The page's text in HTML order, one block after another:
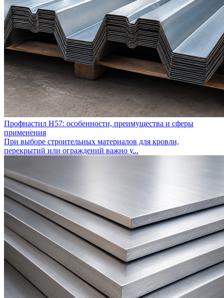
Профнастил Н57: особенности, преимущества и сферы
применения
При выборе строительных материалов для кровли,
перекрытий или ограждений важно у...